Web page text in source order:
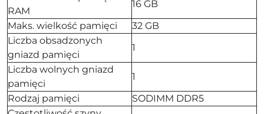
RAM
16 GB
Maks. wielkość pamięci
32 GB
Liczba obsadzonych
gniazd pamięci
1
Liczba wolnych gniazd
pamięci
1
Rodzaj pamięci
SODIMM DDR5